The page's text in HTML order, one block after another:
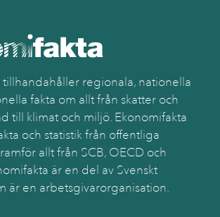
tillhandahåller regionala, nationella
fakta om allt från skatter och
till klimat och miljö. Ekonomifakta
och statistik från offentliga
allt från SCB, OECD och
är en del av Svenskt
är en arbetsgivarorganisation.